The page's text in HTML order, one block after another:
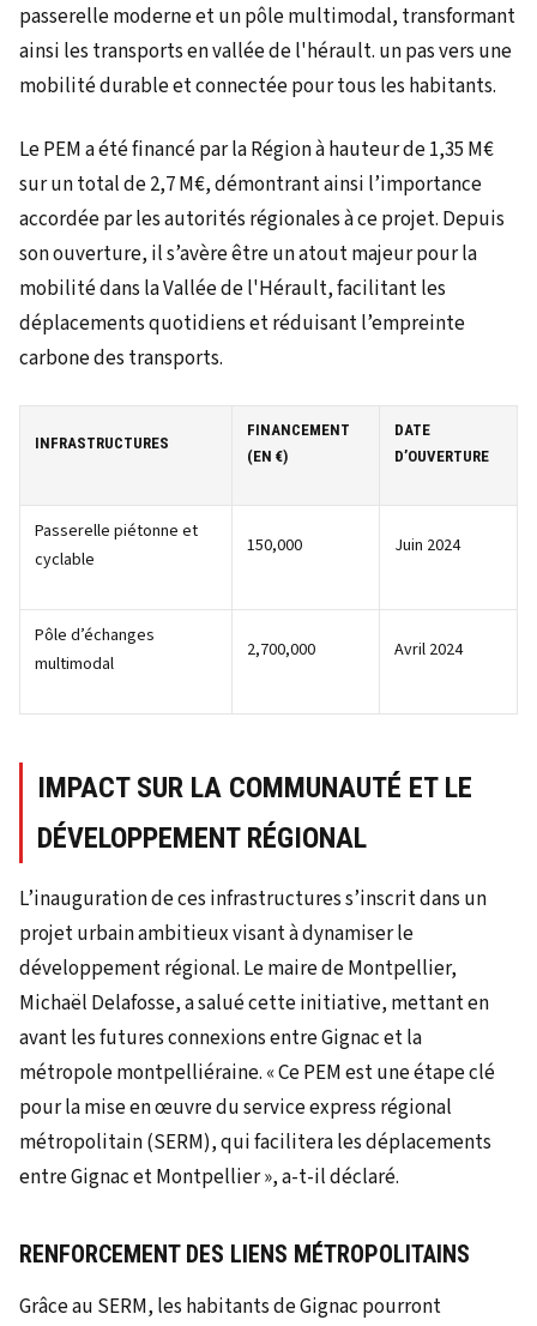
Le PEM a été financé par la Région à hauteur de 1,35 M€
sur un total de 2,7 M€, démontrant ainsi l’importance
accordée par les autorités régionales à ce projet. Depuis
son ouverture, il s’avère être un atout majeur pour la
mobilité dans la Vallée de l'Hérault, facilitant les
déplacements quotidiens et réduisant l’empreinte
carbone des transports.
INFRASTRUCTURES
FINANCEMENT
(EN €)
DATE
D’OUVERTURE
Passerelle piétonne et
cyclable
150,000 Juin 2024
Pôle d’échanges
multimodal
2,700,000 Avril 2024
IMPACT SUR LA COMMUNAUTÉ ET LE
DÉVELOPPEMENT RÉGIONAL
L’inauguration de ces infrastructures s’inscrit dans un
projet urbain ambitieux visant à dynamiser le
développement régional. Le maire de Montpellier,
Michaël Delafosse, a salué cette initiative, mettant en
avant les futures connexions entre Gignac et la
métropole montpelliéraine. « Ce PEM est une étape clé
pour la mise en œuvre du service express régional
métropolitain (SERM), qui facilitera les déplacements
entre Gignac et Montpellier », a-t-il déclaré.
RENFORCEMENT DES LIENS MÉTROPOLITAINS
Grâce au SERM, les habitants de Gignac pourront